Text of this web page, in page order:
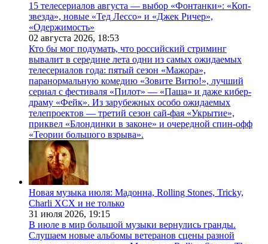
15 телесериалов августа — выбор «Фонтанки»: «Коп-
звезда», новые «Тед Лессо» и «Джек Ричер»,
«Одержимость»
02 августа 2026, 18:53
Кто бы мог подумать, что российский стриминг
вывалит в середине лета одни из самых ожидаемых
телесериалов года: пятый сезон «Мажора»,
паранормальную комедию «Зовите Витю!», лучший
сериал с фестиваля «Пилот» — «Паша» и даже кибер-
драму «Фейк». Из зарубежных особо ожидаемых
телепроектов — третий сезон сай-фая «Укрытие»,
приквел «Блондинки в законе» и очередной спин-офф
«Теории большого взрыва».
Новая музыка июля: Мадонна, Rolling Stones, Tricky,
Charli XCX и не только
31 июля 2026, 19:15
В июле в мир большой музыки вернулись гранды.
Слушаем новые альбомы ветеранов сцены разной